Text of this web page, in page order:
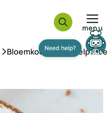
menu
»Bloemkool aardappelpuree